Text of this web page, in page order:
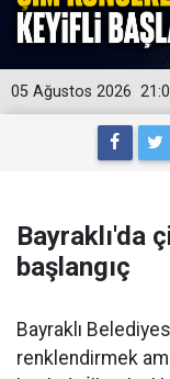
05 Ağustos 2026
Bayraklı'da
başlangıç
Bayraklı
renklendirmek